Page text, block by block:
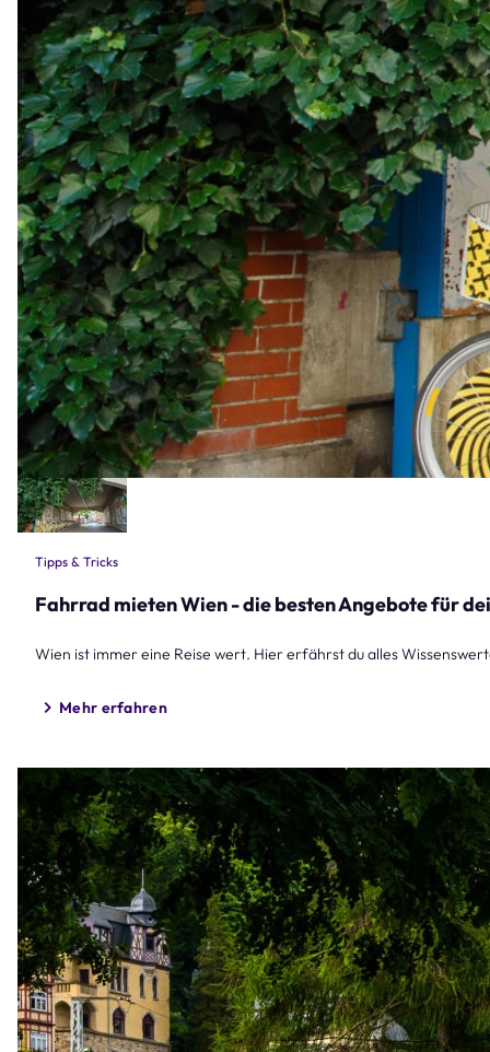
Tipps & Tricks
Fahrrad mieten Wien - die besten Angebote für
Wien ist immer eine Reise wert. Hier erfährst du alles
Mehr erfahren